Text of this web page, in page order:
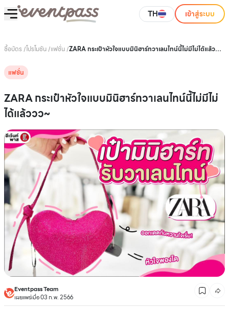
TH เข้าสู่ระบบ
ซื้อบัตร /โปรโมชัน/แฟชั่น/ZARA กระเป๋าหัวใจแบบมินิฮาร์ทวาเลนไทน์นี้ไม่มีไม่ได้แล้ว
แฟชั่น
ZARA กระเป๋าหัวใจแบบมินิฮาร์ทวาเลนไทน์นี้ไม่มีไม่
ได้แล้ววว~
Eventpass Team
เผยแพร่เมื่อ 03 ก.พ. 2566